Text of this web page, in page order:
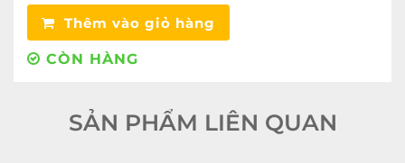
Thêm vào giỏ hàng
CÒN HÀNG
SẢN PHẨM LIÊN QUAN